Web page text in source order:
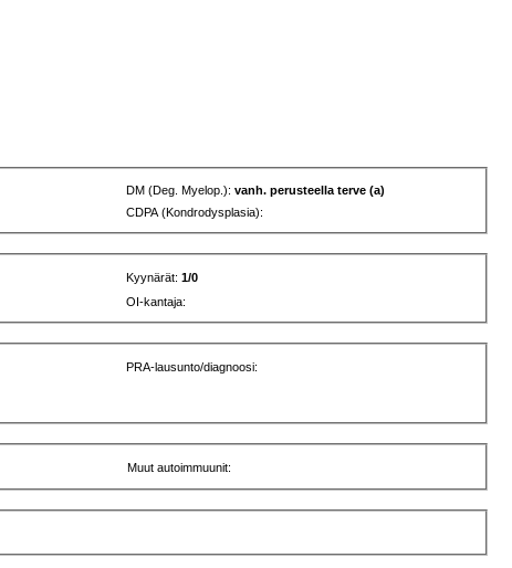
DM (Deg. Myelop.):vanh. perusteella terve (a)
CDPA (Kondrodysplasia):
Kyynärät:1/0
OI-kantaja:
PRA-lausunto/diagnoosi:
Muut autoimmuunit: